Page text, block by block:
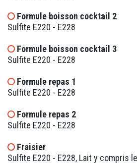
Formule boisson cocktail 2
Sulfite E220 - E228
Formule boisson cocktail 3
Sulfite E220 - E228
Formule repas 1
Sulfite E220 - E228
Formule repas 2
Sulfite E220 - E228
Fraisier
Sulfite E220 - E228, Lait y compris